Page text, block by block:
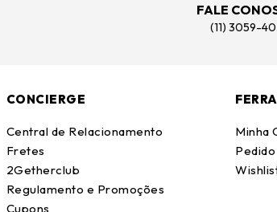
FALE
(11) 3059-
CONCIERGE
Central de Relacionamento
Fretes
2Getherclub
Regulamento e Promoções
Cupons
Minha